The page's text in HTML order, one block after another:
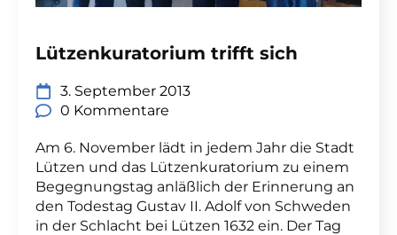
Lützenkuratorium trifft sich
3. September 2013
0 Kommentare
Am 6. November lädt in jedem Jahr die Stadt
Lützen und das Lützenkuratorium zu einem
Begegnungstag anläßlich der Erinnerung an
den Todestag Gustav II. Adolf von Schweden
in der Schlacht bei Lützen 1632 ein. Der Tag